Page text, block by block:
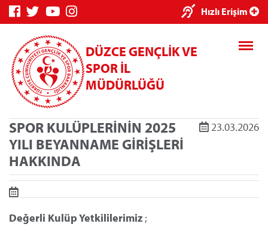
Hızlı Erişim
DÜZCE GENÇLİK VE
SPOR İL
MÜDÜRLÜĞÜ
SPOR KULÜPLERİNİN 2025
YILI BEYANNAME GİRİŞLERİ
HAKKINDA
23.03.2026
Değerli Kulüp Yetkililerimiz ;
×
Genç Bilgi
Sistemi
Spor Bilgi
Sistemi
Kredi/Yurt
Kredi/Yurt E-